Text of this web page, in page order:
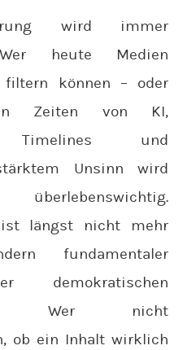
wird immer
heute Medien
können – oder
Zeiten von KI,
Timelines und
Unsinn wird
ist längst nicht mehr
fundamentaler
demokratischen
Wer nicht
ob ein Inhalt wirklich